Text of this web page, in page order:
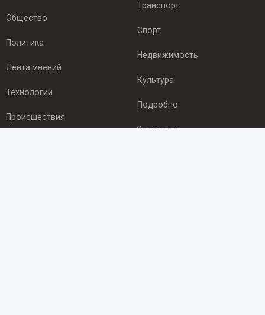
Общество
Политика
Лента мнений
Технологии
Происшествия
Транспорт
Спорт
Недвижимость
Культура
Подробно
Здоровье